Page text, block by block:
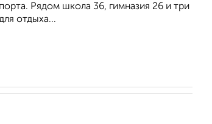
Рядом школа 36, гимназия 26 и три
отдыха...